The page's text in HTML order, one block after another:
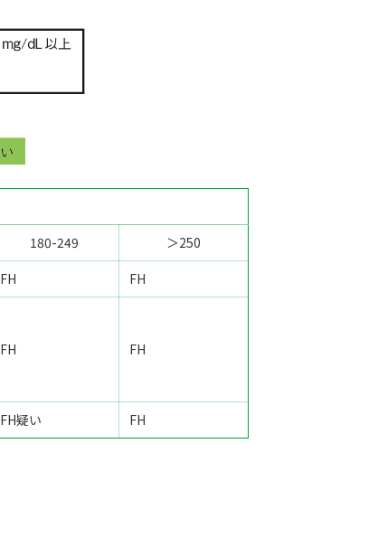
180-249
＞250
FH
FH
FH FH
FH疑い FH